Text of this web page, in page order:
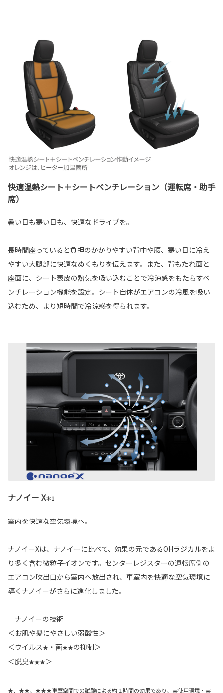
快適温熱シート＋シートベンチレーション（運転席・助手
席）
暑い日も寒い日も、快適なドライブを。
長時間座っていると負担のかかりやすい背中や腰、寒い日に冷え
やすい大腿部に快適なぬくもりを伝えます。また、背もたれ面と
座面に、シート表皮の熱気を吸い込むことで冷涼感をもたらすベ
ンチレーション機能を設定。シート自体がエアコンの冷風を吸い
込むため、より短時間で冷涼感を得られます。
ナノイー X＊1
室内を快適な空気環境へ。
ナノイーXは、ナノイーに比べて、効果の元であるOHラジカルをよ
り多く含む微粒子イオンです。センターレジスターの運転席側の
エアコン吹出口から室内へ放出され、車室内を快適な空気環境に
導くナノイーがさらに進化しました。
［ナノイーの技術］
＜お肌や髪にやさしい弱酸性＞
＜ウイルス★ ・菌★★の抑制＞
＜脱臭★★★＞
★、★★、★★★車室空間での試験による約１時間の効果であり、実使用環境・実